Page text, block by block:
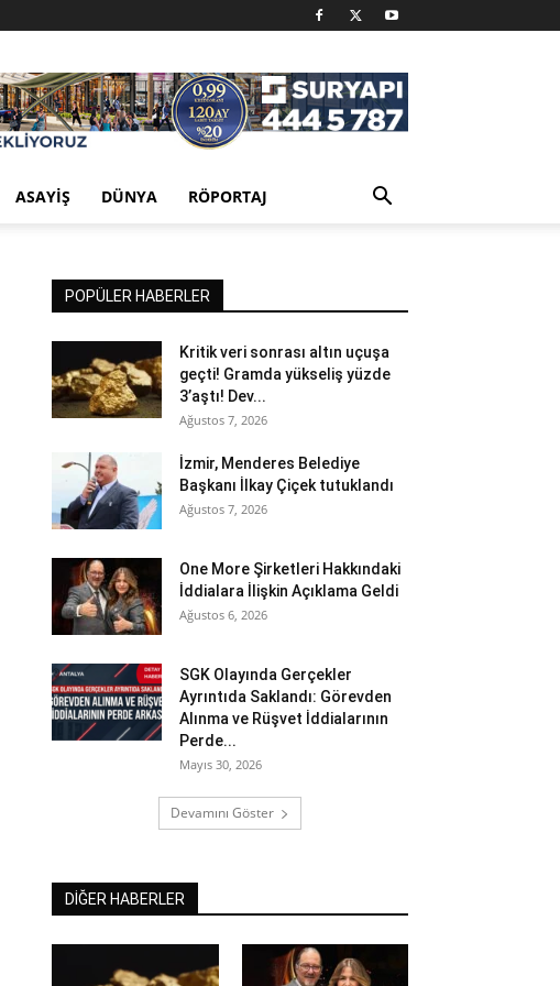
ASAYIŞ DÜNYA RÖPORTAJ
POPÜLER HABERLER
Kritik veri sonrası altın uçuşa
geçti! Gramda yükseliş yüzde
3’aştı! Dev...
Ağustos 7, 2026
İzmir, Menderes Belediye
Başkanı İlkay Çiçek tutuklandı
Ağustos 7, 2026
One More Şirketleri Hakkındaki
İddialara İlişkin Açıklama Geldi
Ağustos 6, 2026
SGK Olayında Gerçekler
Ayrıntıda Saklandı: Görevden
Alınma ve Rüşvet İddialarının
Perde...
Mayıs 30, 2026
Devamını Göster
DİĞER HABERLER